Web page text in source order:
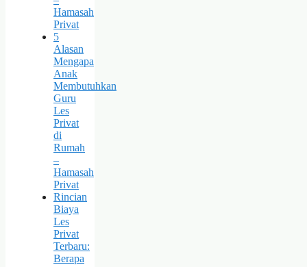
Hamasah
Privat
5
Alasan
Mengapa
Anak
Membutuhkan
Guru
Les
Privat
di
Rumah
–
Hamasah
Privat
Rincian
Biaya
Les
Privat
Terbaru:
Berapa